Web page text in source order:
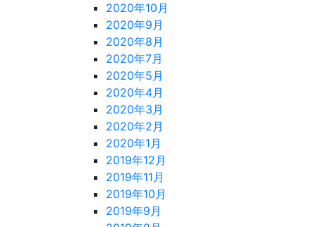
2020年10月
2020年9月
2020年8月
2020年7月
2020年5月
2020年4月
2020年3月
2020年2月
2020年1月
2019年12月
2019年11月
2019年10月
2019年9月